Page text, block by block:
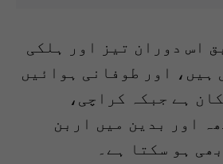
اس دوران تیز اور ہلکی
ہیں، اور طوفانی ہوائیں
ہے جبکہ کراچی،
اور بدین میں اربن
ہو سکتا ہے۔